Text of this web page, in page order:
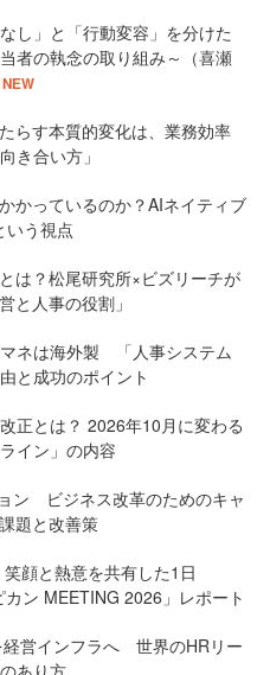
し」と「行動変容」を分けた
者の執念の取り組み～（喜瀬
NEW
らす本質的変化は、業務効率
き合い方」
かっているのか？AIネイティブ
いう視点
は？松尾研究所×ビズリーチが
と人事の役割」
ネは海外製 「人事システム
と成功のポイント
正とは？ 2026年10月に変わる
イン」の内容
ン ビジネス改革のためのキャ
題と改善策
顔と熱意を共有した1日
ン MEETING 2026」レポート
営インフラへ 世界のHRリー
あり方